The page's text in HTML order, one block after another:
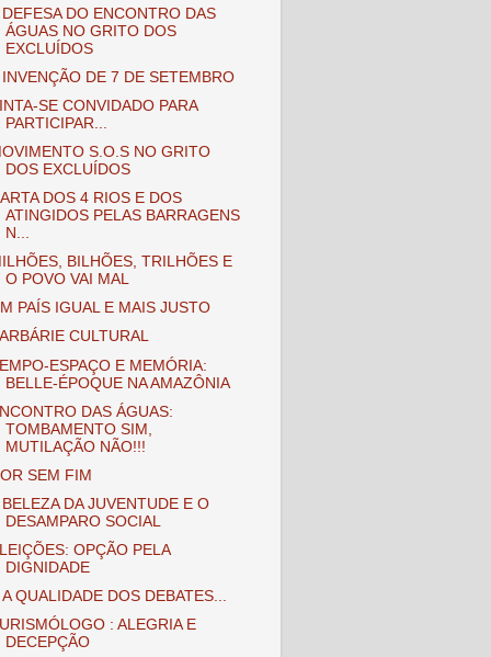
DEFESA DO ENCONTRO DAS
ÁGUAS NO GRITO DOS
EXCLUÍDOS
INVENÇÃO DE 7 DE SETEMBRO
SE CONVIDADO PARA
PARTICIPAR...
S.O.S NO GRITO
DOS EXCLUÍDOS
DOS 4 RIOS E DOS
ATINGIDOS PELAS BARRAGENS
N...
BILHÕES, TRILHÕES E
O POVO VAI MAL
PAÍS IGUAL E MAIS JUSTO
CULTURAL
ESPAÇO E MEMÓRIA:
BELLE-ÉPOQUE NA AMAZÔNIA
DAS ÁGUAS:
TOMBAMENTO SIM,
MUTILAÇÃO NÃO!!!
SEM FIM
BELEZA DA JUVENTUDE E O
DESAMPARO SOCIAL
OPÇÃO PELA
DIGNIDADE
A QUALIDADE DOS DEBATES...
: ALEGRIA E
DECEPÇÃO